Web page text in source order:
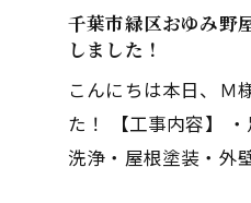
千葉市緑区おゆみ野
しました！
こんにちは本日、Ｍ
た！ 【工事内容】 ・足場仮設、撤去・高圧
洗浄・屋根塗装・外